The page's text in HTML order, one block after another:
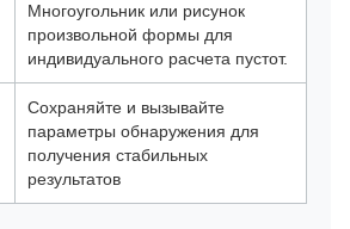
Многоугольник или рисунок
произвольной формы для
индивидуального расчета пустот.
Сохраняйте и вызывайте
параметры обнаружения для
получения стабильных
результатов